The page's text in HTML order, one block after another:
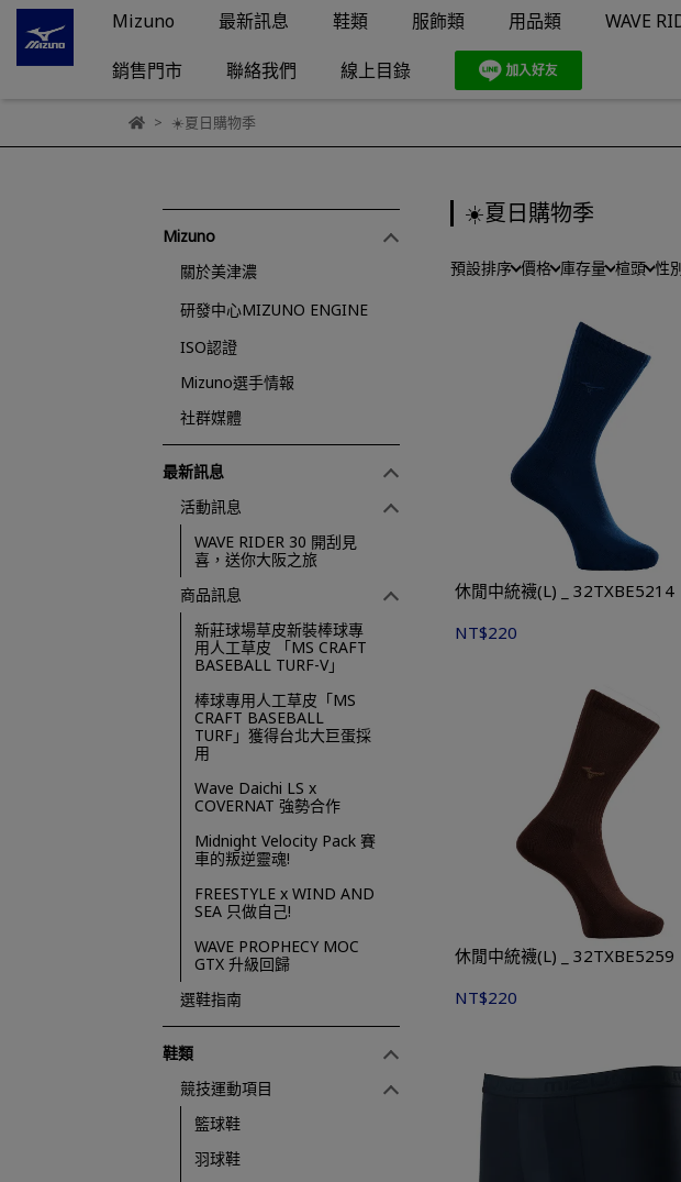
Mizuno 最新訊息 鞋類 服飾類 用品類 WAVE
銷售門市 聯絡我們 線上目錄
☀️夏日購物季
Mizuno
關於美津濃
研發中心MIZUNO ENGINE
ISO認證
Mizuno選手情報
社群媒體
最新訊息
活動訊息
WAVE RIDER 30 開刮見
喜，送你大阪之旅
商品訊息
新莊球場草皮新裝棒球專
用人工草皮 「MS CRAFT
BASEBALL TURF-V」
棒球專用人工草皮「MS
CRAFT BASEBALL
TURF」獲得台北大巨蛋採
用
Wave Daichi LS x
COVERNAT 強勢合作
Midnight Velocity Pack 賽
車的叛逆靈魂!
FREESTYLE x WIND AND
SEA 只做自己!
WAVE PROPHECY MOC
GTX 升級回歸
選鞋指南
鞋類
競技運動項目
籃球鞋
羽球鞋
☀️夏日購物季
預設排序 價格 庫存量 楦頭 性
休閒中統襪(L) _ 32TXBE5214
NT$220
休閒中統襪(L) _ 32TXBE5259
NT$220